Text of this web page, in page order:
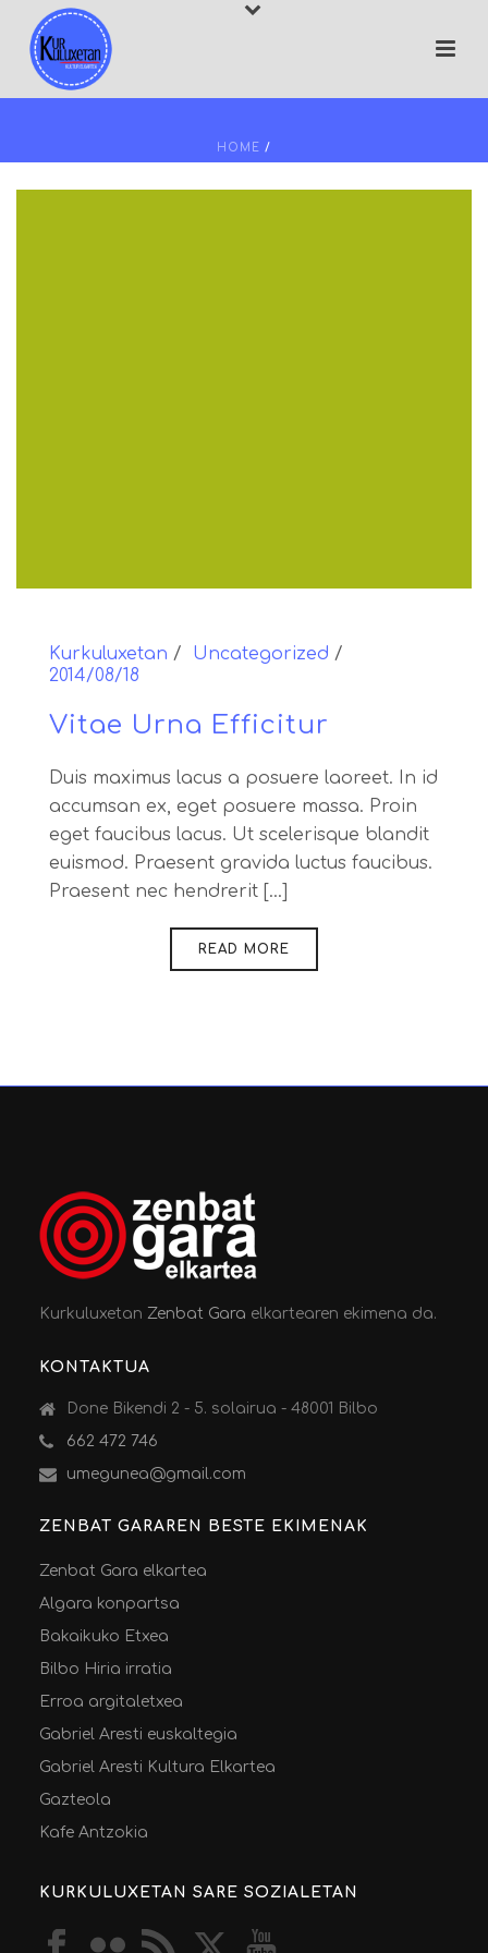
HOME /
Kurkuluxetan
Uncategorized
2014/08/18
Vitae Urna Efficitur
Duis maximus lacus a posuere laoreet. In id
accumsan ex, eget posuere massa. Proin
eget faucibus lacus. Ut scelerisque blandit
euismod. Praesent gravida luctus faucibus.
Praesent nec hendrerit [...]
READ MORE
Kurkuluxetan Zenbat Gara elkartearen ekimena da.
KONTAKTUA
Done Bikendi 2 - 5. solairua - 48001 Bilbo
662 472 746
umegunea@gmail.com
ZENBAT GARAREN BESTE EKIMENAK
Zenbat Gara elkartea
Algara konpartsa
Bakaikuko Etxea
Bilbo Hiria irratia
Erroa argitaletxea
Gabriel Aresti euskaltegia
Gabriel Aresti Kultura Elkartea
Gazteola
Kafe Antzokia
KURKULUXETAN SARE SOZIALETAN